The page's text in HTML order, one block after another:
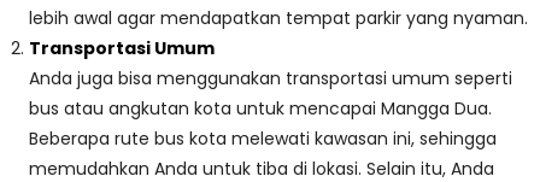
lebih awal agar mendapatkan tempat parkir yang nyaman.
Transportasi Umum
Anda juga bisa menggunakan transportasi umum seperti
bus atau angkutan kota untuk mencapai Mangga Dua.
Beberapa rute bus kota melewati kawasan ini, sehingga
memudahkan Anda untuk tiba di lokasi. Selain itu, Anda